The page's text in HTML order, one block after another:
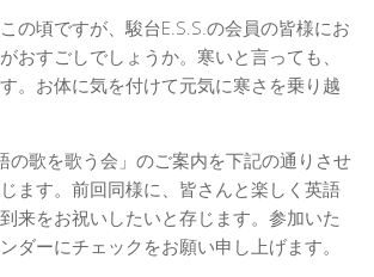
の頃ですが、駿台E.S.S.の会員の皆様にお
おすごしでしょうか。寒いと言っても、
す。お体に気を付けて元気に寒さを乗り越
の歌を歌う会」のご案内を下記の通りさせ
ます。前回同様に、皆さんと楽しく英語
来をお祝いしたいと存じます。参加いた
ダーにチェックをお願い申し上げます。